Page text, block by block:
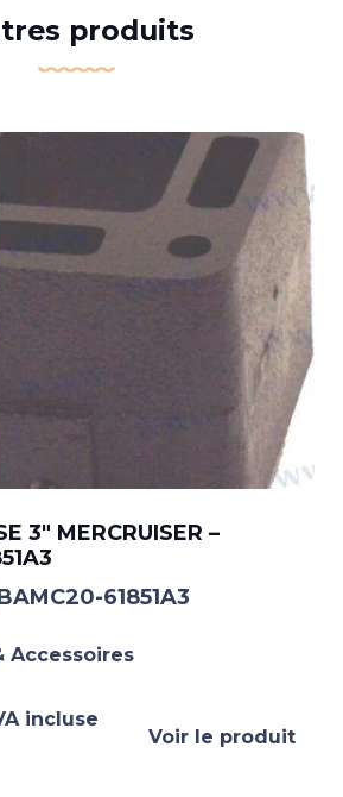
produits
3″ MERCRUISER –
61851A3
Accessoires
incluse
Voir le produit